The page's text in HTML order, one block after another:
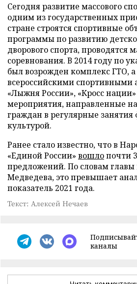
Сегодня развитие массового
одним из государственных
стране строятся спортивные
программы по развитию
дворового спорта, проводятся
соревнования. В 2014 году по
был возрожден комплекс ГТО,
всероссийскими спортивными
«Лыжня России», «Кросс
мероприятия, направленные
граждан в регулярные занятия
культурой.
Ранее стало известно, что в
«Единой России» вошлопочти
предложений. По словам
Медведева, это превышает
показатель 2021 года.
Текст: Алексей Нечаев
каналы